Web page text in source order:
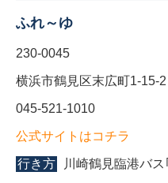
ふれ～ゆ
230-0045
横浜市鶴見区末広町1-15-2
045-521-1010
公式サイトはコチラ
行き方 川崎鶴見臨港バ